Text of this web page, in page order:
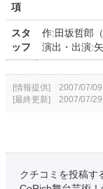
項
スタ
ッフ
作:田坂哲郎
演出・出演:
[情報提供] 2007/07/
[最終更新] 2007/07/
クチコミを投稿す